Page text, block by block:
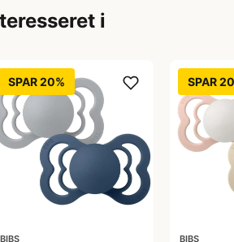
i
SPAR 20%
BIBS
SPAR
BIBS